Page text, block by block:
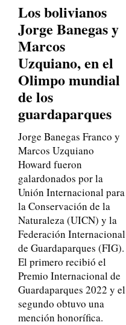
Los bolivianos
Jorge Banegas y
Marcos
Uzquiano, en el
Olimpo mundial
de los
guardaparques
Jorge Banegas Franco y
Marcos Uzquiano
Howard fueron
galardonados por la
Unión Internacional para
la Conservación de la
Naturaleza (UICN) y la
Federación Internacional
de Guardaparques (FIG).
El primero recibió el
Premio Internacional de
Guardaparques 2022 y el
segundo obtuvo una
mención honorífica.